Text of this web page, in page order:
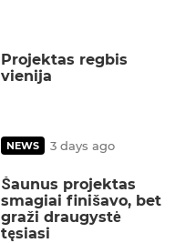
Projektas regbis
vienija
NEWS 3 days ago
Šaunus projektas
smagiai finišavo, bet
graži draugystė
tęsiasi